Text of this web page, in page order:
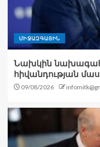
ՄԻՋԱԶԳԱՅԻՆ
Նախկին
հիվանդության
09/08/2026